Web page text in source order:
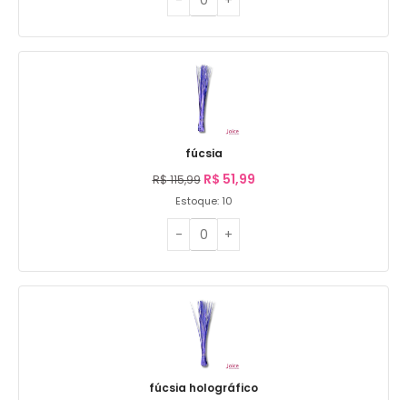
fúcsia
R$115,99 R$ 51,99
Estoque: 10
fúcsia holográfico